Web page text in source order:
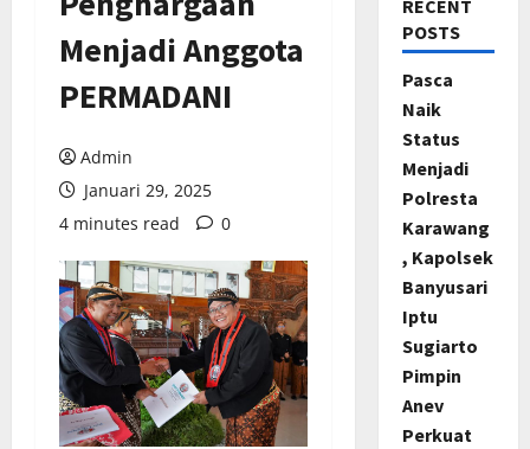
Menjadi Anggota
PERMADANI
Admin
Januari 29, 2025
4 minutes read
0
RECENT
POSTS
Pasca
Naik
Status
Menjadi
Polresta
Karawang
, Kapolsek
Banyusari
Iptu
Sugiarto
Pimpin
Anev
Perkuat